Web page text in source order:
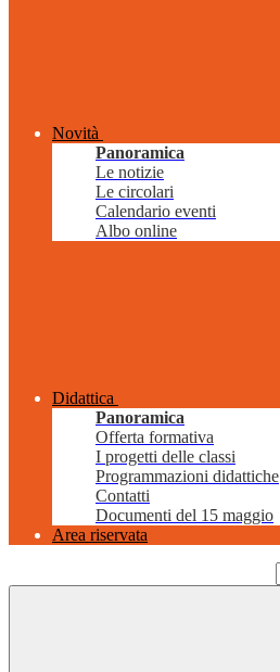
Novità
Panoramica
Le notizie
Le circolari
Calendario eventi
Albo online
Didattica
Panoramica
Offerta formativa
I progetti delle classi
Programmazioni didattiche
Contatti
Documenti del 15 maggio
Area riservata